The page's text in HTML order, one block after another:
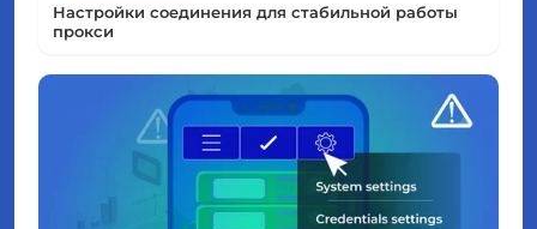
Настройки соединения для стабильной работы
прокси